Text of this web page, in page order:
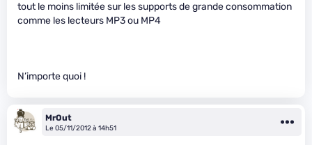
tout le moins limitée sur les supports de grande consommation
comme les lecteurs MP3 ou MP4
N’importe quoi !
MrOut
Le 05/11/2012 à 14h51